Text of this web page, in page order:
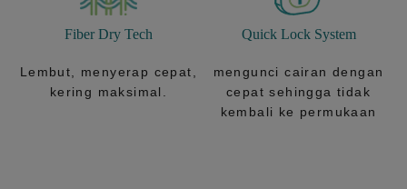
Fiber Dry Tech
Lembut, menyerap cepat,
kering maksimal.
Quick Lock System
mengunci cairan dengan
cepat sehingga tidak
kembali ke permukaan